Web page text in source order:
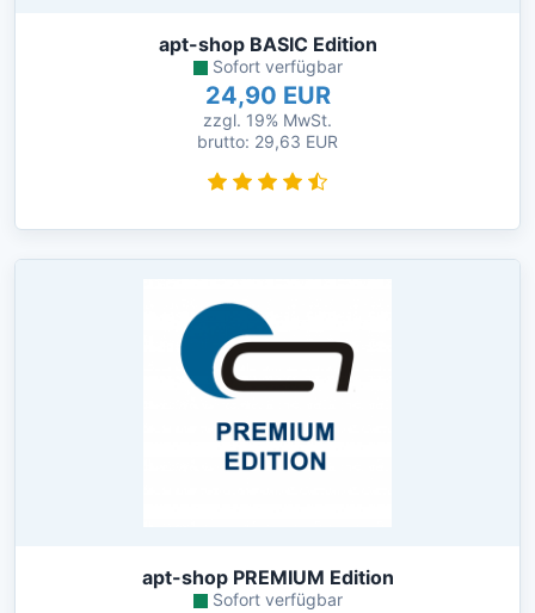
apt-shop BASIC Edition
Sofort verfügbar
24,90 EUR
zzgl. 19% MwSt.
brutto: 29,63 EUR
apt-shop PREMIUM Edition
Sofort verfügbar